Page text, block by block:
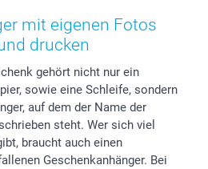
mit eigenen Fotos
drucken
gehört nicht nur ein
sowie eine Schleife, sondern
auf dem der Name der
steht. Wer sich viel
braucht auch einen
Geschenkanhänger. Bei